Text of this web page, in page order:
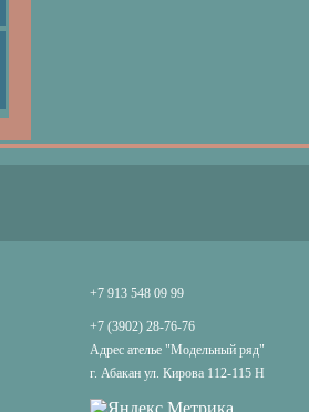
+7 913 548 09 99
+7 (3902) 28-76-76
Адрес ателье "Модельный ряд"
г. Абакан ул. Кирова 112-115 Н